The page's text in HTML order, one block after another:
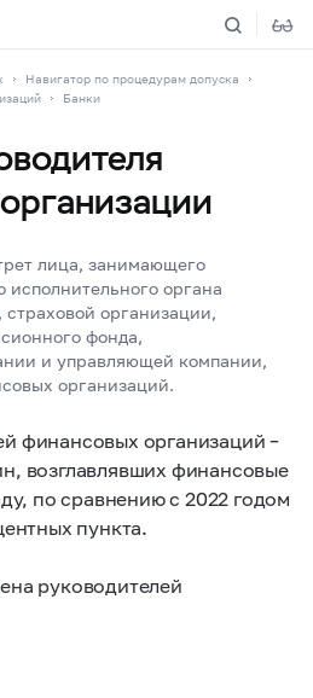
Навигатор по процедурам допуска
Банки
лица, занимающего
исполнительного органа
организации,
фонда,
и управляющей компании,
организаций.
финансовых организаций –
возглавлявших финансовые
по сравнению с 2022 годом
пункта.
руководителей